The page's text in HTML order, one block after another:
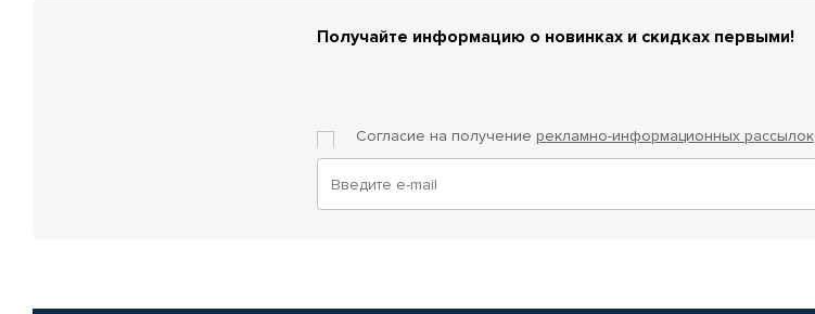
Получайте информацию о новинках и скидках первыми!
Согласие на получение рекламно-информационных рассылок